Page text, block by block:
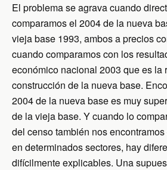
El problema se agrava cuando
comparamos el 2004 de la nueva
vieja base 1993, ambos a precios
cuando comparamos con los
económico nacional 2003 que es la
construcción de la nueva base.
2004 de la nueva base es muy
de la vieja base. Y cuando lo
del censo también nos
en determinados sectores, hay
difícilmente explicables. Una